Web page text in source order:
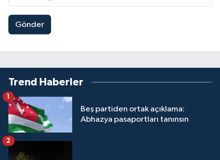
Gönder
Trend Haberler
Beş partiden ortak açıklama:
Abhazya pasaportları tanınsın
1
2